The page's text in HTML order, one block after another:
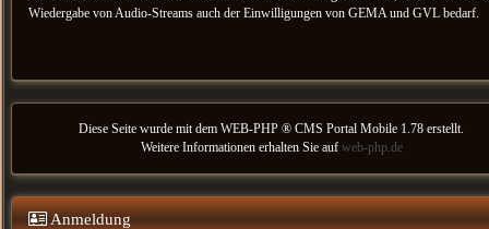
Wiedergabe von Audio-Streams auch der Einwilligungen von GEMA und GVL bedarf.
Diese Seite wurde mit dem WEB-PHP ® CMS Portal Mobile 1.78 erstellt.
Weitere Informationen erhalten Sie auf web-php.de
Anmeldung